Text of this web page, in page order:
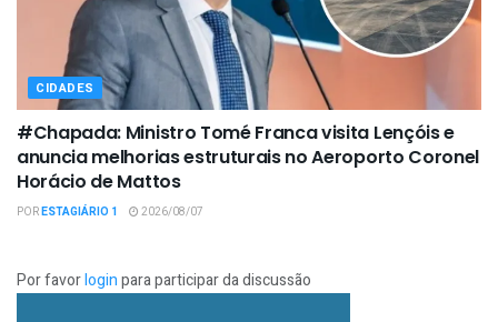
CIDADES
#Chapada: Ministro Tomé Franca visita Lençóis e
anuncia melhorias estruturais no Aeroporto Coronel
Horácio de Mattos
PORESTAGIÁRIO 1 2026/08/07
Por favorloginpara participar da discussão